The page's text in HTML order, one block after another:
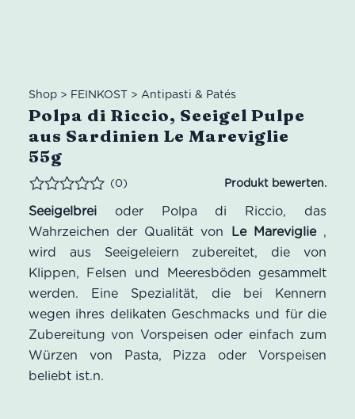
Shop> FEINKOST> Antipasti & Patés
Polpa di Riccio, Seeigel Pulpe
aus Sardinien Le Mareviglie
55g
Bewertet
(0)
Seeigelbreioder Polpa di Riccio, das
Wahrzeichen der Qualität von Le Mareviglie,
wird aus Seeigeleiern zubereitet, die von
Klippen, Felsen und Meeresböden gesammelt
werden. Eine Spezialität, die bei Kennern
wegen ihres delikaten Geschmacks und für die
Zubereitung von Vorspeisen oder einfach zum
Würzen von Pasta, Pizza oder Vorspeisen
beliebt ist.n.